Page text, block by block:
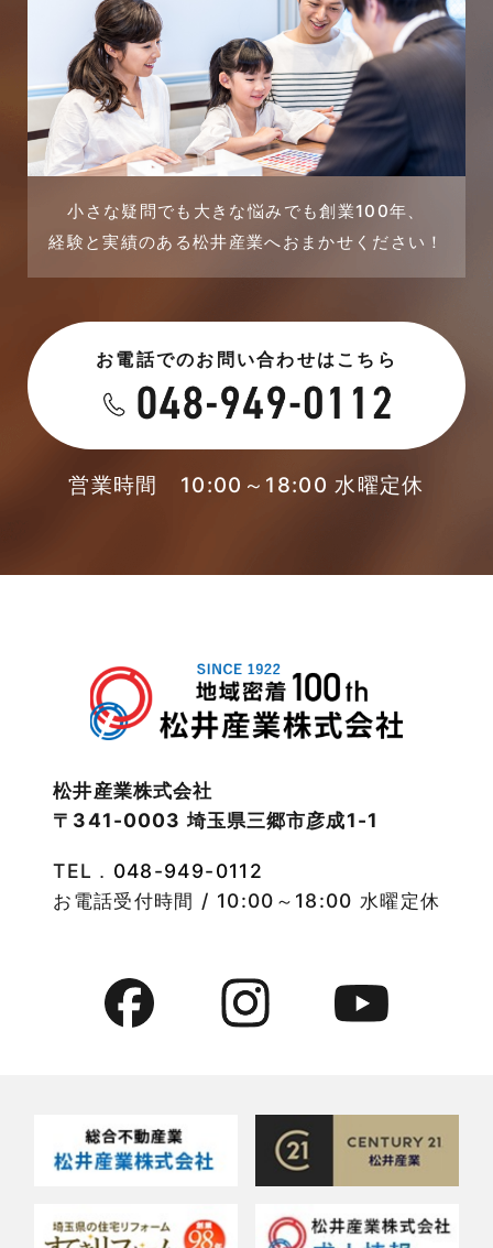
市民リフォームサービス
店舗・テナント施工事例
戸建賃貸住宅活用事例
採用情報
未分類
未分類
本店-ブログ
東武スカイツリーライン
注文住宅施工事例
物件検索
物件特集
竹ノ塚店-ブログ
貸倉庫・その他
貸店舗活用事例
賃貸物件
2023年11月
2023年10月
2023年9月
2023年7月
2023年5月
2023年4月
2023年3月
2022年11月
2022年9月
2022年8月
2022年6月
2022年3月
2022年2月
小さな疑問でも大きな悩みでも創業100年、
経験と実績のある松井産業へおまかせください！
お電話でのお問い合わせはこちら
営業時間 10:00～18:00 水曜定休
松井産業株式会社
〒341-0003 埼玉県三郷市彦成1-1
TEL． 048-949-0112
お電話受付時間 / 10:00～18:00 水曜定休